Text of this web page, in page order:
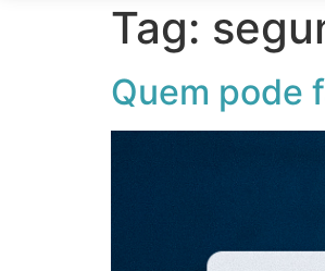
Tag:
Quem pode